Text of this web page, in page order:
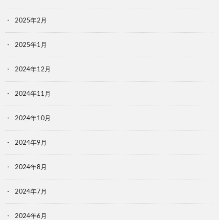
2025年2月
2025年1月
2024年12月
2024年11月
2024年10月
2024年9月
2024年8月
2024年7月
2024年6月